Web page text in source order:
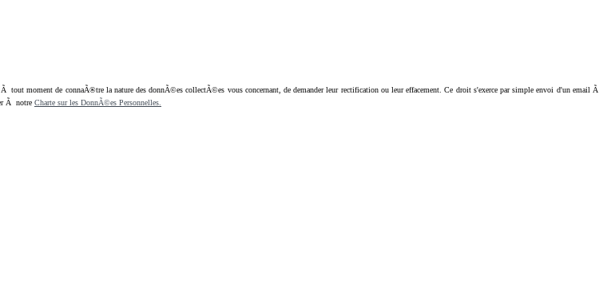
moment de connaÃ®tre la nature des donnÃ©es collectÃ©es vous concernant, de demander leur rectification ou leur effacement. Ce droit s'exerce par simple envoi d'un email Ã
Ã notre Charte sur les DonnÃ©es Personnelles.